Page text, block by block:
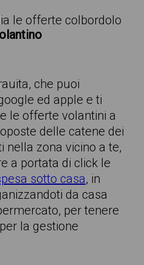
le offerte colbordolo
che puoi
ed apple e ti
le offerte volantini a
delle catene dei
nella zona vicino a te,
a portata di click le
sotto casa, in
da casa
per tenere
la gestione